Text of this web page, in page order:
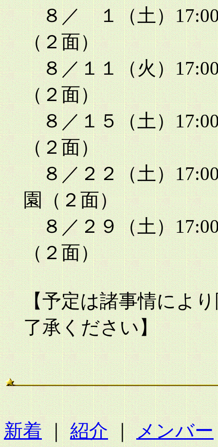
８／ １（土）17:00
（２面）
８／１１（火）
（２面）
８／１５（土）
（２面）
８／２２（土）
園（２面）
８／２９（土）
（２面）
【予定は諸事情によ
了承ください】
新着｜紹介｜メンバー